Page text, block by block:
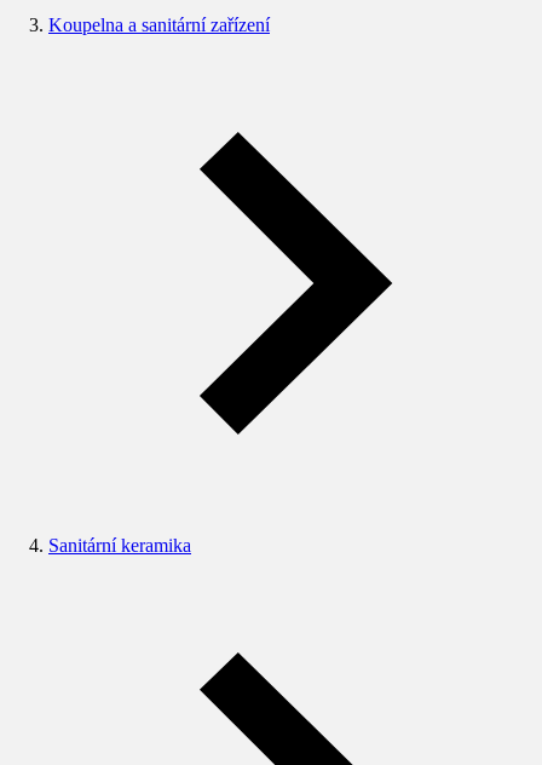
Koupelna a sanitární zařízení
Sanitární keramika